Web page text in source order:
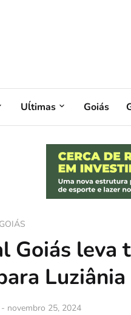
Uĺtimas Goiás
Goiás leva
Luziânia
- novembro 25, 2024